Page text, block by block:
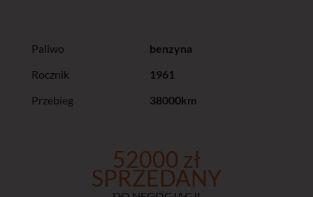
Paliwo
benzyna
Rocznik
1961
Przebieg
38000km
52000 zł
SPRZEDANY